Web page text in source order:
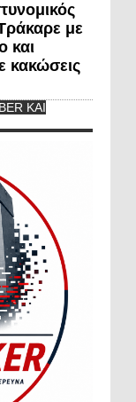
με
και
κακώσεις
ΚΑΙ